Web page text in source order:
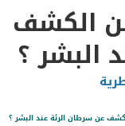
الكشف
البشر ؟
عن سرطان الرئة عند البشر ؟